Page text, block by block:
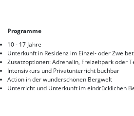
Programme
10 - 17 Jahre
Unterkunft in Residenz im Einzel- oder
Zusatzoptionen: Adrenalin, Freizeitpark oder
Intensivkurs und Privatunterricht buchbar
Action in der wunderschönen Bergwelt
Unterricht und Unterkunft im eindrücklichen